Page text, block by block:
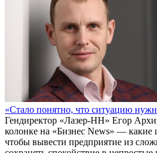
«Стало понятно, что ситуацию
Гендиректор «Лазер-НН» Егор
колонке на «Бизнес News» —
чтобы вывести предприятие из